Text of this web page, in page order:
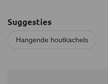
Het verbrandingsyteem van de
Suggesties
Hangende houtkachels